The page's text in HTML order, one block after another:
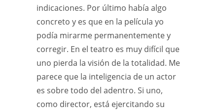
indicaciones. Por último había algo
concreto y es que en la película yo
podía mirarme permanentemente y
corregir. En el teatro es muy difícil que
uno pierda la visión de la totalidad. Me
parece que la inteligencia de un actor
es sobre todo del adentro. Si uno,
como director, está ejercitando su